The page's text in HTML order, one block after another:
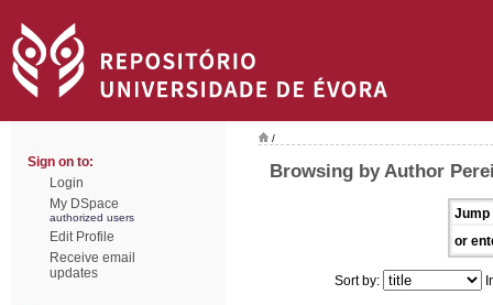
Sign on to:
Login
My DSpace
authorized users
Edit Profile
Receive email
updates
/
Browsing by Author
Jump
or
Sort by: